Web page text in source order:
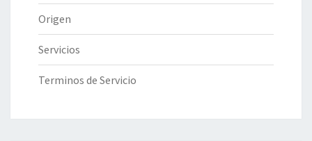
Origen
Servicios
Terminos de Servicio